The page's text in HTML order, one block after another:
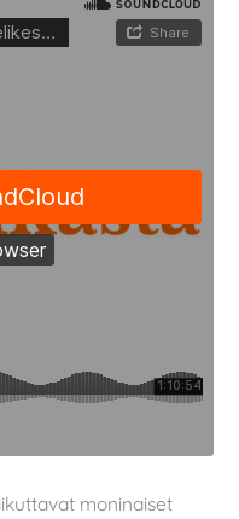
moninaiset